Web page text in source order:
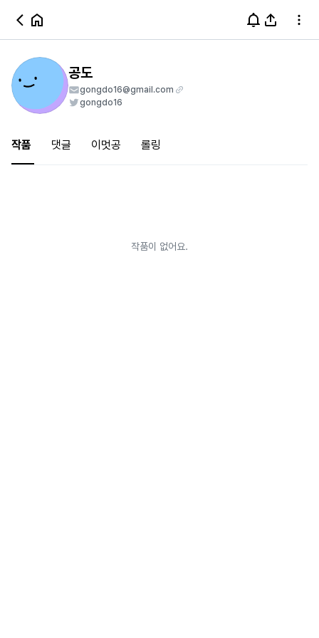
공도
gongdo16@gmail.com
gongdo16
작품 댓글 이멋공 롤링
작품이 없어요.